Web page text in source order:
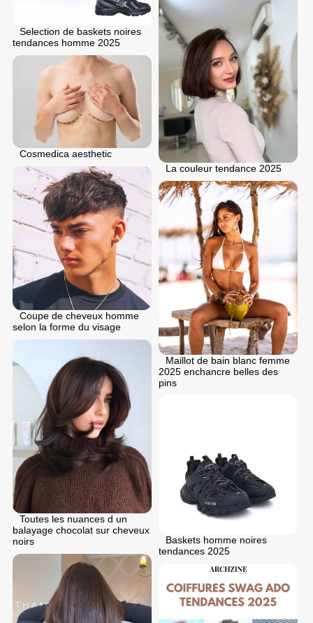
Selection de baskets noires
tendances homme 2025
La couleur tendance 2025
Cosmedica aesthetic
Coupe de cheveux homme
selon la forme du visage
Maillot de bain blanc femme
2025 enchancre belles des
pins
Toutes les nuances d un
balayage chocolat sur cheveux
noirs
Baskets homme noires
tendances 2025